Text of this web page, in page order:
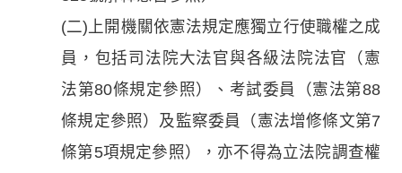
(二)上開機關依憲法規定應獨立行使職權之成
員，包括司法院大法官與各級法院法官（憲
法第80條規定參照）、考試委員（憲法第88
條規定參照）及監察委員（憲法增修條文第7
條第5項規定參照），亦不得為立法院調查權